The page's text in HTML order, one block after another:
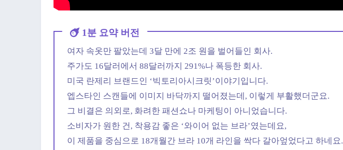
1분 요약 버전
여자 속옷만 팔았는데 3달 만에 2조 원을 벌어들인 회사.
주가도 16달러에서 88달러까지 291%나 폭등한 회사.
미국 란제리 브랜드인 ‘빅토리아시크릿’이야기입니다.
엡스타인 스캔들에 이미지 바닥까지 떨어졌는데, 이렇게 부활했더군요.
그 비결은 의외로, 화려한 패션쇼나 마케팅이 아니었습니다.
소비자가 원한 건, 착용감 좋은 ‘와이어 없는 브라’였는데요,
이 제품을 중심으로 18개월간 브라 10개 라인을 싹다 갈아엎었다고 하네요.